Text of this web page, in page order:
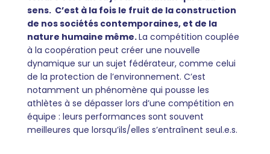
sens. C’est à la fois le fruit de la construction
de nos sociétés contemporaines, et de la
nature humaine même.La compétition couplée
à la coopération peut créer une nouvelle
dynamique sur un sujet fédérateur, comme celui
de la protection de l’environnement. C’est
notamment un phénomène qui pousse les
athlètes à se dépasser lors d’une compétition en
équipe : leurs performances sont souvent
meilleures que lorsqu’ils/elles s’entraînent seul.e.s.